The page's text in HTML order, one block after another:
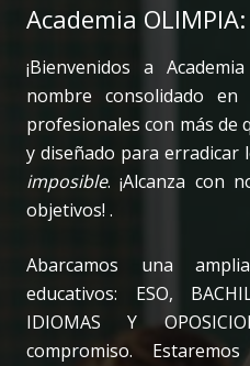
Academia OLIMPIA:
¡Bienvenidos a
nombre consolidado
profesionales con más de
y diseñado para erradicar
imposible. ¡Alcanza con
objetivos! .
Abarcamos una
educativos: ESO,
IDIOMAS Y
compromiso.